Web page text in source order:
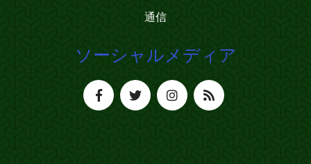
通信
ソーシャルメディア